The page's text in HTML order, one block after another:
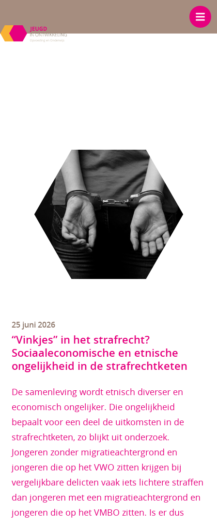
25 juni 2026
“Vinkjes” in het strafrecht?
Sociaaleconomische en etnische
ongelijkheid in de strafrechtketen
De samenleving wordt etnisch diverser en
economisch ongelijker. Die ongelijkheid
bepaalt voor een deel de uitkomsten in de
strafrechtketen, zo blijkt uit onderzoek.
Jongeren zonder migratieachtergrond en
jongeren die op het VWO zitten krijgen bij
vergelijkbare delicten vaak iets lichtere straffen
dan jongeren met een migratieachtergrond en
jongeren die op het VMBO zitten. Is er dus